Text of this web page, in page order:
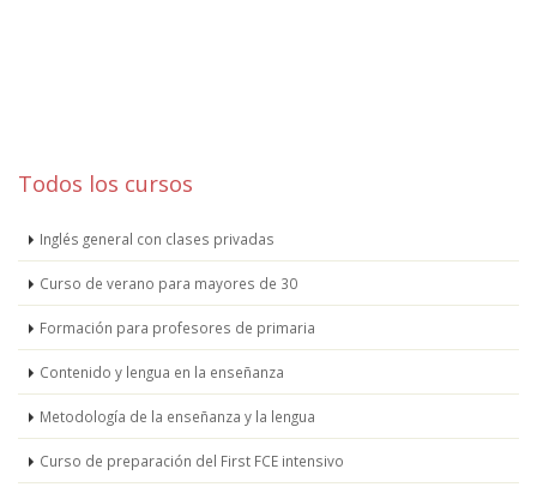
Todos los cursos
Inglés general con clases privadas
Curso de verano para mayores de 30
Formación para profesores de primaria
Contenido y lengua en la enseñanza
Metodología de la enseñanza y la lengua
Curso de preparación del First FCE intensivo